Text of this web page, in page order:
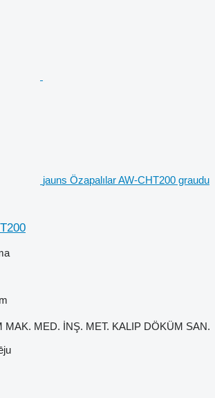
jauns Özapalılar AW-CHT200 graudu
MAK. MED. İNŞ. MET. KALIP DÖKÜM SAN.